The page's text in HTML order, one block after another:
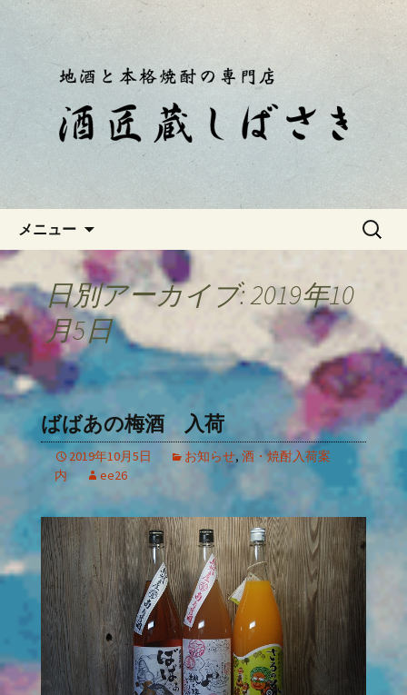
静岡・南伊豆の酒屋「酒匠蔵し
ばさき」のブログ
静岡・南伊豆の酒屋「酒匠蔵しばさ
き」おやじのつぶやき
メニュー
検
日別アーカイブ: 2019年10
月5日
ばばあの梅酒 入荷
2019年10月5日 お知らせ, 酒・焼酎入荷案
内
ee26